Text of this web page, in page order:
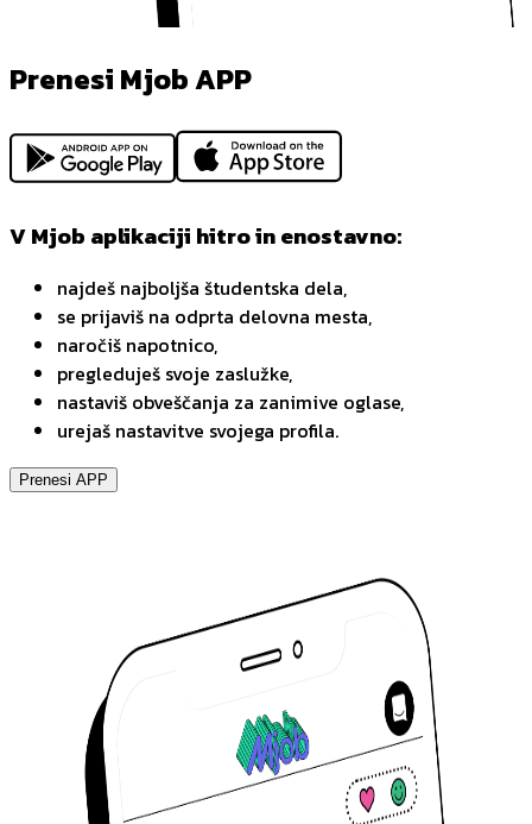
Prenesi Mjob APP
V Mjob aplikaciji hitro in enostavno:
najdeš najboljša študentska dela,
se prijaviš na odprta delovna mesta,
naročiš napotnico,
pregleduješ svoje zaslužke,
nastaviš obveščanja za zanimive oglase,
urejaš nastavitve svojega profila.
Prenesi APP